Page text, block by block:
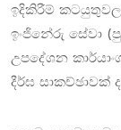
ඉදිකිරීම්
ඉංජිනේරු සේවා
උපදේශන
දීර්ඝ සාකච්ඡාවක්